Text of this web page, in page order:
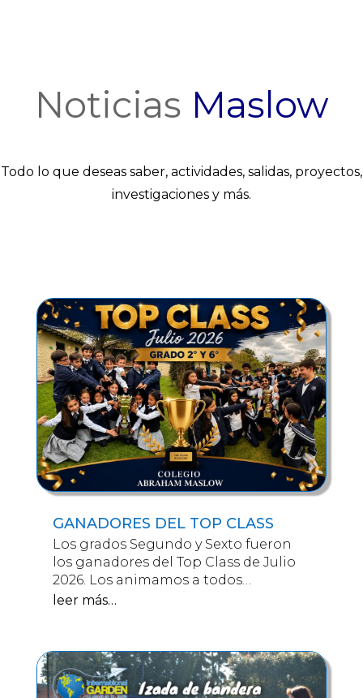
Noticias Maslow
Todo lo que deseas saber, actividades, salidas, proyectos,
investigaciones y más.
GANADORES DEL TOP CLASS
Los grados Segundo y Sexto fueron
los ganadores del Top Class de Julio
2026. Los animamos a todos…
leer más…